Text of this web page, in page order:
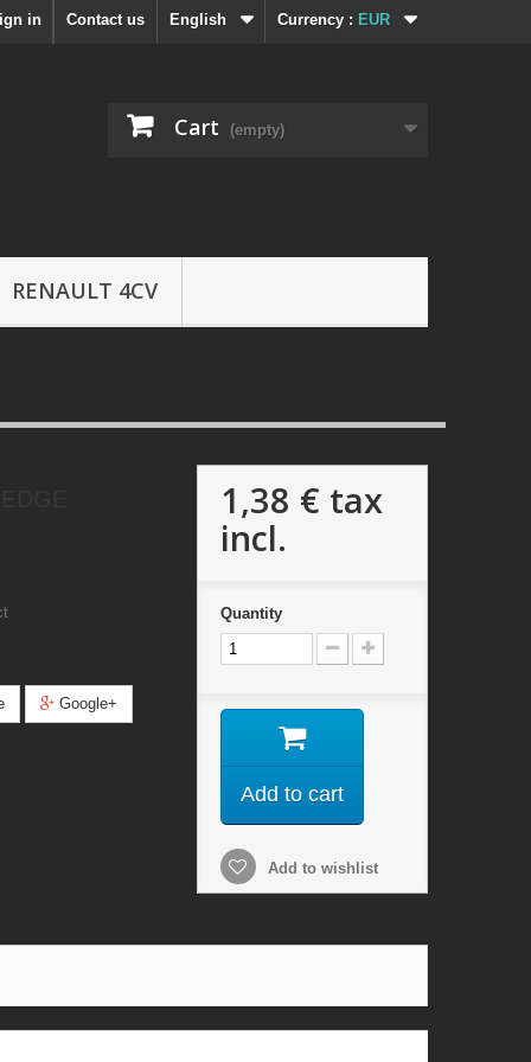
Currency : EUR
English
Contact us
in
Cart (empty)
RENAULT 4CV
Google+
1,38 € tax
incl.
Quantity
Add to cart
Add to wishlist